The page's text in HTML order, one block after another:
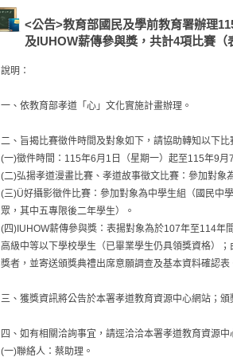
<公告>教育部國民及學前教育署辦理
及IUHOW薪傳參與獎，共計4項比賽（
說明：
一、依教育部孝道「心」文化實施計畫辦理。
二、旨揭比賽徵件時間及對象如下，請協助轉知以下比
(一)徵件時間：115年6月1日（星期一）起至115年9月
(二)弘揚孝道漫畫比賽、孝道故事徵文比賽：參加對象
(三)Ü好攝影徵件比賽：參加對象為中學生組（國民中
眾，其中五專限後二年學生）。
(四)IUHOW薪傳參與獎：表揚對象為於107年至114年
高級中等以下學校學生（已畢業學生仍具領獎資格）
獎者，並寄送頒獎典禮出席意願調查及基本資料確認表
三、獲獎資訊將公告於本署孝道教育資源中心網站；
四、如有相關洽詢事宜，請逕洽洽本署孝道教育資源
(一)聯絡人：蔡助理。